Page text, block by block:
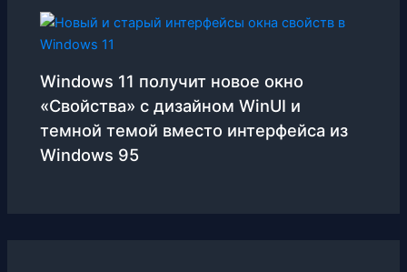
Windows 11 получит новое окно
«Свойства» с дизайном WinUI и
темной темой вместо интерфейса из
Windows 95